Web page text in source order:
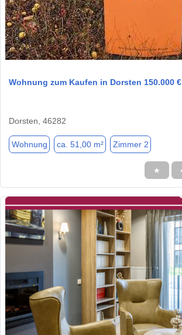
Wohnung zum Kaufen in Dorsten 150.000 €
Dorsten, 46282
Wohnung ca. 51,00 m² Zimmer 2
★